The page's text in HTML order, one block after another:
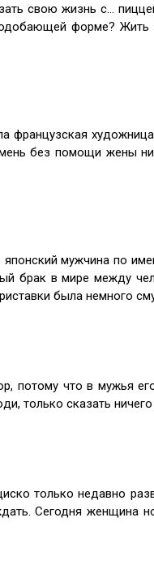
свою жизнь с…
форме?
без помощи жены
мужчина по
брак в мире между
была немного
что в мужья
только сказать
только недавно
Сегодня